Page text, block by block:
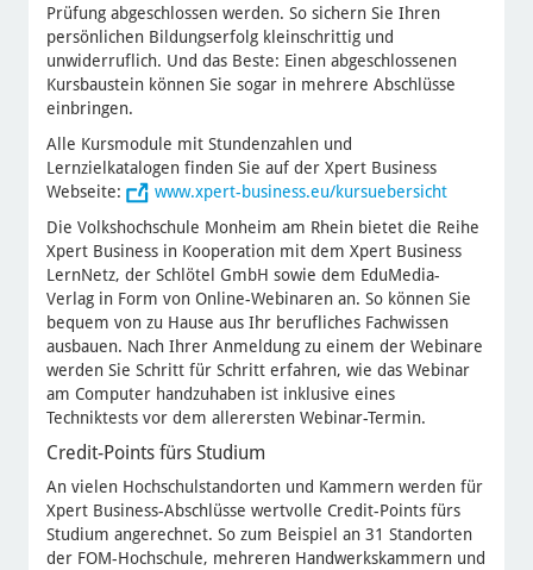
Prüfung abgeschlossen werden. So sichern Sie Ihren
persönlichen Bildungserfolg kleinschrittig und
unwiderruflich. Und das Beste: Einen abgeschlossenen
Kursbaustein können Sie sogar in mehrere Abschlüsse
einbringen.
Alle Kursmodule mit Stundenzahlen und
Lernzielkatalogen finden Sie auf der Xpert Business
Webseite:
www.xpert-business.eu/kursuebersicht
Die Volkshochschule Monheim am Rhein bietet die Reihe
Xpert Business in Kooperation mit dem Xpert Business
LernNetz, der Schlötel GmbH sowie dem EduMedia-
Verlag in Form von Online-Webinaren an. So können Sie
bequem von zu Hause aus Ihr berufliches Fachwissen
ausbauen. Nach Ihrer Anmeldung zu einem der Webinare
werden Sie Schritt für Schritt erfahren, wie das Webinar
am Computer handzuhaben ist inklusive eines
Techniktests vor dem allerersten Webinar-Termin.
Credit-Points fürs Studium
An vielen Hochschulstandorten und Kammern werden für
Xpert Business-Abschlüsse wertvolle Credit-Points fürs
Studium angerechnet. So zum Beispiel an 31 Standorten
der FOM-Hochschule, mehreren Handwerkskammern und